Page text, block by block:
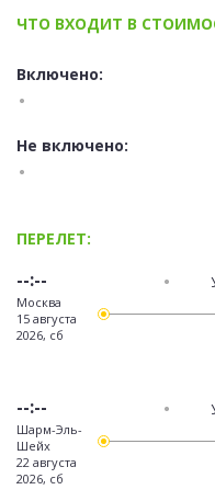
ЧТО ВХОДИТ В
Включено:
Не включено:
ПЕРЕЛЕТ:
--:--
Москва
15 августа
2026, сб
--:--
Шарм-Эль-
Шейх
22 августа
2026, сб